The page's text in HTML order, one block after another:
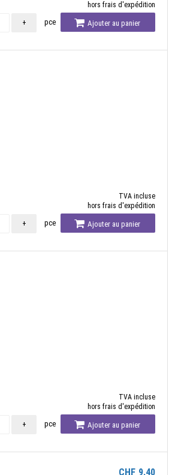
hors frais d'expédition
+ pce Ajouter au panier
TVA incluse
hors frais d'expédition
+ pce Ajouter au panier
TVA incluse
hors frais d'expédition
+ pce Ajouter au panier
CHF 9.40